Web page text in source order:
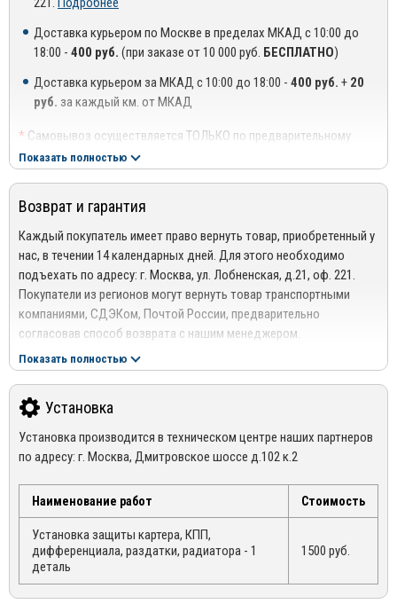
Торговые марки производителя: RIVAL PLATE, RIVAL 4x4, RIVAL
OFF-ROAD, RIVAL SECURITY, RIVAL DIGITAL.
Официальный сайт производителя: www.rival.su
Доставка курьером по Москве в пределах МКАД с 10:00 до
18:00 - 400 руб. (при заказе от 10 000 руб. БЕСПЛАТНО)
Доставка курьером за МКАД с 10:00 до 18:00 - 400 руб. + 20
руб. за каждый км. от МКАД
* Самовывоз осуществляется ТОЛЬКО по предварительному
согласованию с менеджером!
проходная ТЦ или БЦ).
***Доставка до квартиры/офиса платная: + 100 руб. за заказ
весом до 10 кг., +200 руб. за заказ весом свыше 10 кг.
РЕГИОНАЛЬНАЯ ДОСТАВКА ПО РОССИИ, БЕЛАРУСИИ И
КАЗАХСТАНУ
Стоимость доставки от 1000 руб. рассчитывается
менеджером!
Отправка дефлекторов капота производится по 100% оплате
заказ, либо связаться с нашим менеджером по телефонам +7
(495) 162-90-92, +7 (800) 250-01-76, либо по email:
sales@mirdopov.ru
Показать полностью
Возврат и гарантия
Каждый покупатель имеет право вернуть товар, приобретенный у
нас, в течении 14 календарных дней. Для этого необходимо
подъехать по адресу: г. Москва, ул. Лобненская, д.21, оф. 221.
Покупатели из регионов могут вернуть товар транспортными
компаниями, СДЭКом, Почтой России, предварительно
согласовав способ возврата с нашим менеджером.
Подробнее сморите в разделе
На весь ассортимент представленный в интернет-магазине
Mirdopov, распространяются гарантия производителей.
*Гарантия не распространяется на товары с дефектами,
возникшими по вине покупателя, в следствии не правильной
Показать полностью
Установка
Установка производится в техническом центре наших партнеров
по адресу: г. Москва, Дмитровское шоссе д.102 к.2
Наименование работ Стоимость
Установка защиты картера, КПП,
дифференциала, раздатки, радиатора - 1
деталь
1500 руб.